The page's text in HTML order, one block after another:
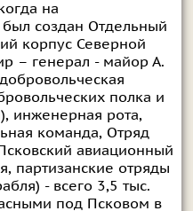
на
создан Отдельный
корпус Северной
– генерал - майор А.
полка и
инженерная рота,
команда, Отряд
авиационный
партизанские отряды
- всего 3,5 тыс.
под Псковом в